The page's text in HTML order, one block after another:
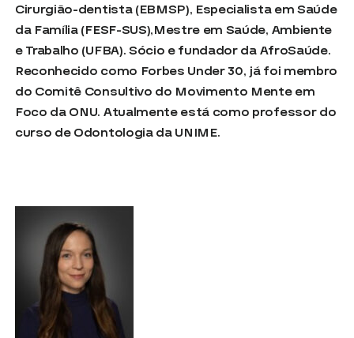
Cirurgião-dentista (EBMSP), Especialista em Saúde
da Família (FESF-SUS),Mestre em Saúde, Ambiente
e Trabalho (UFBA). Sócio e fundador da AfroSaúde.
Reconhecido como Forbes Under 30, já foi membro
do Comitê Consultivo do Movimento Mente em
Foco da ONU. Atualmente está como professor do
curso de Odontologia da UNIME.